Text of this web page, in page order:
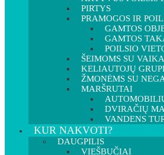
PIRTYS
PRAMOGOS IR
GAMTOS
GAMTOS
POILSIO
ŠEIMOMS SU
KELIAUTOJŲ
ŽMONĖMS SU
MARŠRUTAI
DVIRAČIŲ
VANDENS
KUR NAKVOTI?
DAUGPILIS
VIEŠBUČIAI